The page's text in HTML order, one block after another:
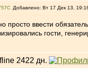
Добавлено: Вт 17 Дек 13,
просто ввести
гости,